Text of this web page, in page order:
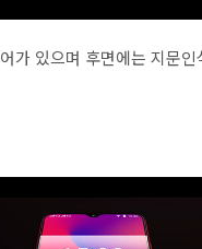
가 있으며 후면에는 지문